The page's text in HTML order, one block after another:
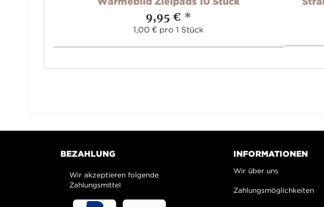
9,95 € *
1,00 € pro 1 Stück
BEZAHLUNG
Wir akzeptieren folgende
Zahlungsmittel
INFORMATIONEN
Wir über uns
Zahlungsmöglichkeiten